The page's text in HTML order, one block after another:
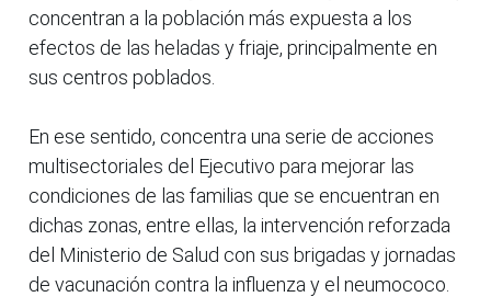
concentran a la población más expuesta a los
efectos de las heladas y friaje, principalmente en
sus centros poblados.
En ese sentido, concentra una serie de acciones
multisectoriales del Ejecutivo para mejorar las
condiciones de las familias que se encuentran en
dichas zonas, entre ellas, la intervención reforzada
del Ministerio de Salud con sus brigadas y jornadas
de vacunación contra la influenza y el neumococo.